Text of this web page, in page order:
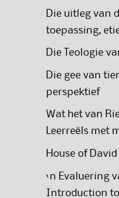
Die uitleg van
toepassing,
Die Teologie
Die gee van
perspektief
Wat het van
Leerreëls met
House of
‘n Evaluering
Introduction